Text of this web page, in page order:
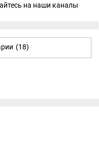
на наши каналы
(18)